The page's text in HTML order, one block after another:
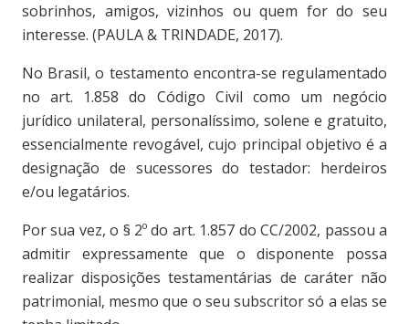
sobrinhos, amigos, vizinhos ou quem for do seu
interesse. (PAULA & TRINDADE, 2017).
No Brasil, o testamento encontra-se regulamentado
no art. 1.858 do Código Civil como um negócio
jurídico unilateral, personalíssimo, solene e gratuito,
essencialmente revogável, cujo principal objetivo é a
designação de sucessores do testador: herdeiros
e/ou legatários.
Por sua vez, o § 2º do art. 1.857 do CC/2002, passou a
admitir expressamente que o disponente possa
realizar disposições testamentárias de caráter não
patrimonial, mesmo que o seu subscritor só a elas se